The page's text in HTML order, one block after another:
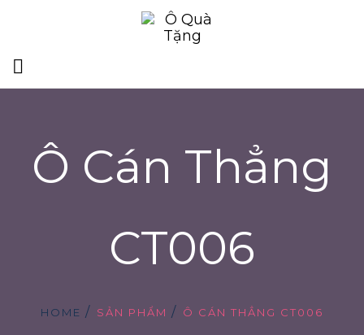
Ô Cán Thẳng
CT006
HOME SẢN PHẨM Ô CÁN THẲNG CT006